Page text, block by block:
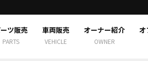
ツ販売
PARTS
車両販売
VEHICLE
オーナー紹介
OWNER
オ